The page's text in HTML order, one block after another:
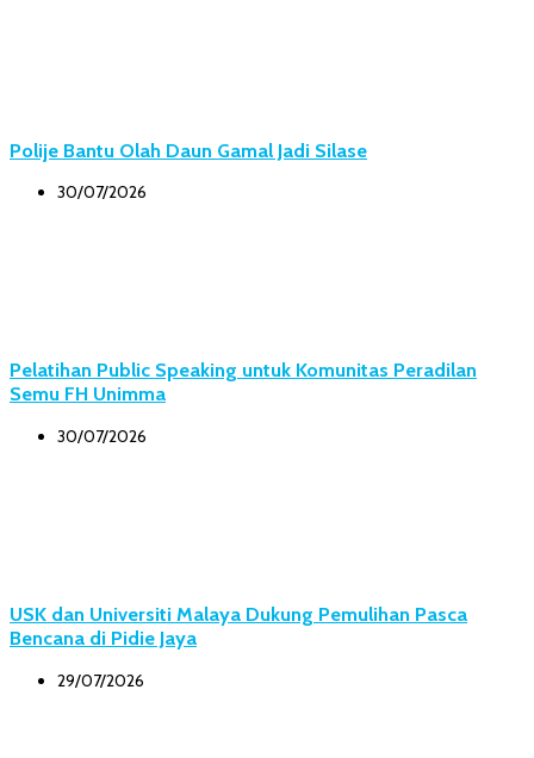
Polije Bantu Olah Daun Gamal Jadi Silase
30/07/2026
Pelatihan Public Speaking untuk Komunitas Peradilan
Semu FH Unimma
30/07/2026
USK dan Universiti Malaya Dukung Pemulihan Pasca
Bencana di Pidie Jaya
29/07/2026